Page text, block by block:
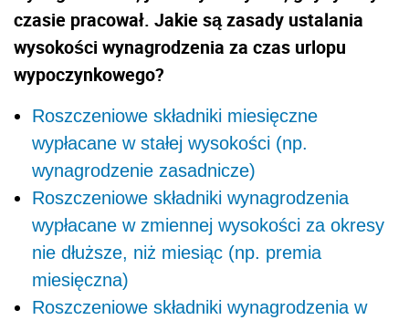
czasie pracował. Jakie są zasady ustalania
wysokości wynagrodzenia za czas urlopu
wypoczynkowego?
Roszczeniowe składniki miesięczne
wypłacane w stałej wysokości (np.
wynagrodzenie zasadnicze)
Roszczeniowe składniki wynagrodzenia
wypłacane w zmiennej wysokości za okresy
nie dłuższe, niż miesiąc (np. premia
miesięczna)
Roszczeniowe składniki wynagrodzenia w